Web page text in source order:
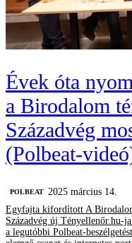
Évek óta
a Birodalom
Századvég
(Polbeat-
‎POLBEAT
2025 március 14.
Egyfajta kifordított A
Századvég új Tényellenőr.hu-
a legutóbbi Polbeat-